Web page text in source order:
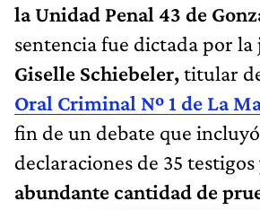
la Unidad Penal 43 de
sentencia fue dictada por la
Giselle Schiebeler,titular
Oral Criminal Nº 1 de La
fin de un debate que
declaraciones de 35
abundante cantidad de